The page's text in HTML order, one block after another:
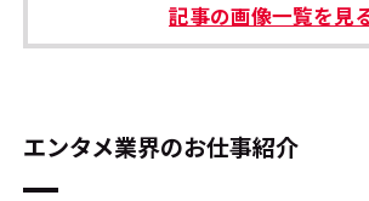
本サイトご利用にあたって
記事の画像一覧を見
エンタメ業界のお仕事紹介